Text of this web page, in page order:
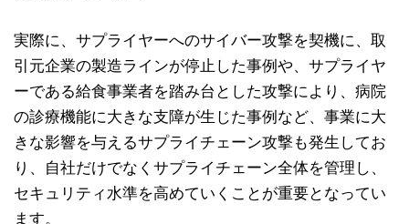
実際に、サプライヤーへのサイバー攻撃を契機に、取
引元企業の製造ラインが停止した事例や、サプライヤ
ーである給食事業者を踏み台とした攻撃により、病院
の診療機能に大きな支障が生じた事例など、事業に大
きな影響を与えるサプライチェーン攻撃も発生してお
り、自社だけでなくサプライチェーン全体を管理し、
セキュリティ水準を高めていくことが重要となってい
ます。